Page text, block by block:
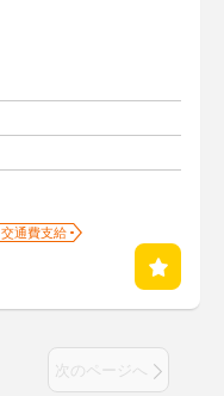
交通費支給
次のページへ